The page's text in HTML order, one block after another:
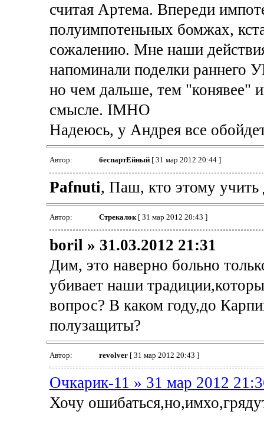
считая Артема. Впереди
полуимпотеньных бомжах,
сожалению. Мне наши
напоминали поделки раннего
но чем дальше, тем "конявее"
смысле. IMHO
Надеюсь, у Андрея все
Автор: беспартЕйный[ 31 мар 2012 20:44 ]
Pafnuti, Паш, кто этому
Автор: Стрекалок[ 31 мар 2012 20:43 ]
boril » 31.03.2012 21:31
Дим, это наверно больно
убивает наши
вопрос? В каком году,до
полузащиты?
Автор: revolver[ 31 мар 2012 20:43 ]
Очкарик-11 » 31 мар 2012
Хочу